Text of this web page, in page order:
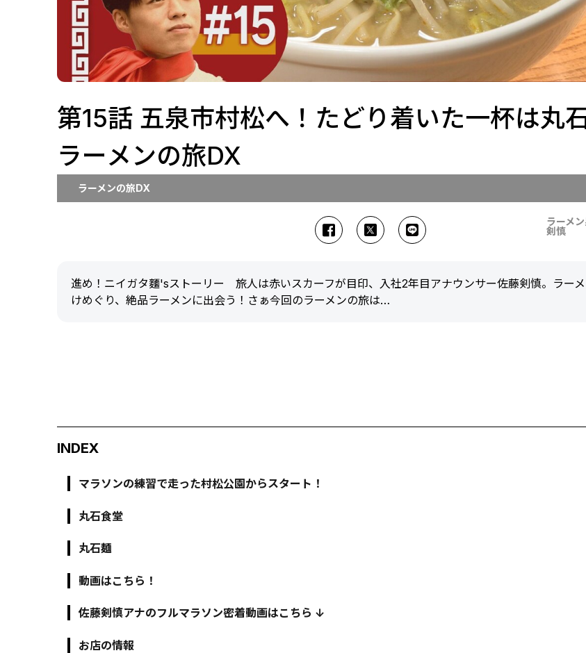
第15話 五泉市村松へ！たどり着いた一杯は
ラーメンの旅DX
ラーメンの旅DX
ラーメ
剣慎
進め！ニイガタ麵'sストーリー 旅人は赤いスカーフが目印、入社2年目アナウンサー佐藤剣慎。ラー
けめぐり、絶品ラーメンに出会う！さぁ今回のラーメンの旅は…
INDEX
マラソンの練習で走った村松公園からスタート！
丸石食堂
丸石麺
動画はこちら！
佐藤剣慎アナのフルマラソン密着動画はこちら ↓
お店の情報